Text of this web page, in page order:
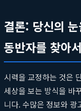
결론: 당신의
동반자를 찾아서
시력을 교정하는 것은
세상을 보는 방식을 바
니다. 수많은 정보와 광